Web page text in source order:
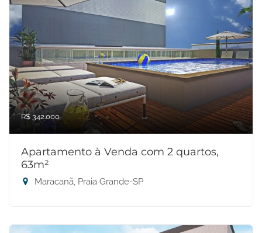
R$ 342.000
Apartamento à Venda com 2 quartos,
63m²
Maracanã, Praia Grande-SP